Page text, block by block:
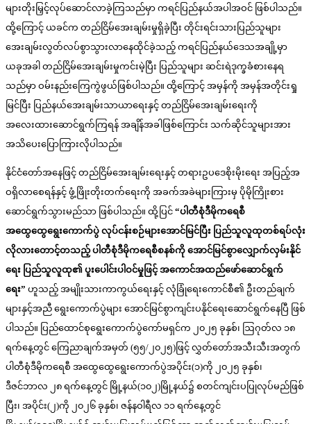
များတိုးမြှင့်လုပ်ဆောင်လာခဲ့ကြသည်မှာ ကရင်ပြည်နယ်အပါအဝင် ဖြစ်ပါသည်။
ထို့ကြောင့် ယခင်က တည်ငြိမ်အေးချမ်းမှုရှိခဲ့ပြီး တိုင်းရင်းသားပြည်သူများ
အေးချမ်းလွတ်လပ်စွာသွားလာနေထိုင်ခဲ့သည့် ကရင်ပြည်နယ်ဒေသအချို့မှာ
ယခုအခါ တည်ငြိမ်အေးချမ်းမှုကင်းမဲ့ပြီး ပြည်သူများ ဆင်းရဲဒုက္ခခံစားနေရ
သည်မှာ ဝမ်းနည်းကြေကွဲဖွယ်ဖြစ်ပါသည်။ ထို့ကြောင့် အမှန်ကို အမှန်အတိုင်းရှု
မြင်ပြီး ပြည်နယ်အေးချမ်းသာယာရေးနှင့် တည်ငြိမ်အေးချမ်းရေးကို
အလေးထားဆောင်ရွက်ကြရန် အချိန်အခါဖြစ်ကြောင်း သက်ဆိုင်သူများအား
အသိပေးပြောကြားလိုပါသည်။
နိုင်ငံတော်အနေဖြင့် တည်ငြိမ်အေးချမ်းရေးနှင့် တရားဥပဒေစိုးမိုးရေး အပြည့်အ
ဝရှိလာစေရန်နှင့် ဖွံ့ဖြိုးတိုးတက်ရေးကို အခက်အခဲများကြားမှ ပိုမိုကြိုးစား
ဆောင်ရွက်သွားမည်သာ ဖြစ်ပါသည်။ ထို့ပြင် “ပါတီစုံဒီမိုကရေစီ
အထွေထွေရွေးကောက်ပွဲ လုပ်ငန်းစဉ်များအောင်မြင်ပြီး ပြည်သူလူထုတစ်ရပ်လုံး
လိုလားတောင့်တသည့် ပါတီစုံဒီမိုကရေစီစနစ်ကို အောင်မြင်စွာလျှောက်လှမ်းနိုင်
ရေး ပြည်သူလူထု၏ ပူးပေါင်းပါဝင်မှုဖြင့် အကောင်အထည်ဖော်ဆောင်ရွက်
ရေး” ဟူသည့် အမျိုးသားကာကွယ်ရေးနှင့် လုံခြုံရေးကောင်စီ၏ ဦးတည်ချက်
များနှင့်အညီ ရွေးကောက်ပွဲများ အောင်မြင်စွာကျင်းပနိုင်ရေးဆောင်ရွက်နေပြီ ဖြစ်
ပါသည်။ ပြည်ထောင်စုရွေးကောက်ပွဲကော်မရှင်က ၂၀၂၅ ခုနှစ်၊ ဩဂုတ်လ ၁၈
ရက်နေ့တွင် ကြေညာချက်အမှတ် (၅၅/၂၀၂၅)ဖြင့် လွှတ်တော်အသီးသီးအတွက်
ပါတီစုံဒီမိုကရေစီ အထွေထွေရွေးကောက်ပွဲအပိုင်း(၁)ကို ၂၀၂၅ ခုနှစ်၊
ဒီဇင်ဘာလ ၂၈ ရက်နေ့တွင် မြို့နယ်(၁၀၂)မြို့နယ်၌ စတင်ကျင်းပပြုလုပ်မည်ဖြစ်
ပြီး၊ အပိုင်း(၂)ကို ၂၀၂၆ ခုနှစ်၊ ဇန်နဝါရီလ ၁၁ ရက်နေ့တွင်